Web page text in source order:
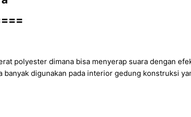
polyester dimana bisa menyerap suara dengan
digunakan pada interior gedung konstruksi